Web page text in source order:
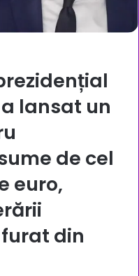
lansat un
de cel
euro,
din